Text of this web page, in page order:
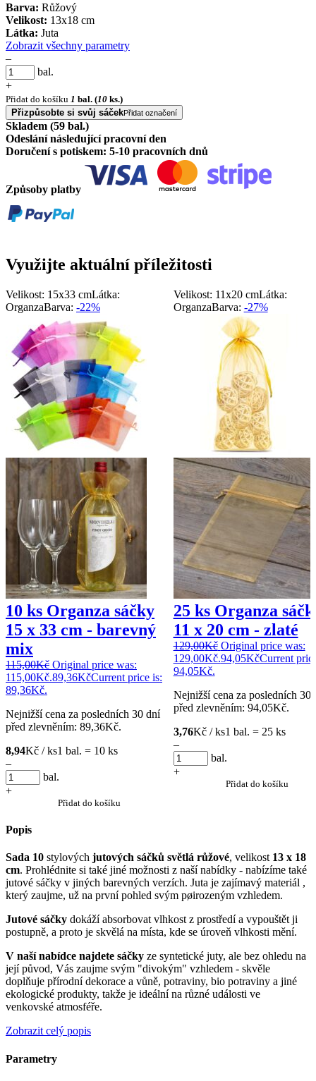
Barva: Růžový
Velikost: 13x18 cm
Látka: Juta
Zobrazit všechny parametry
–
bal.
+
Přidat do košíku 1 bal. (10 ks.)
Přizpůsobte si svůj sáčekPřidat označení
Skladem (59 bal.)
Odeslání následující pracovní den
Doručení s potiskem: 5-10 pracovních dnů
Způsoby platby
Využijte aktuální příležitosti
Velikost: 15x33 cmLátka:
OrganzaBarva: -22%
10 ks Organza sáčky
15 x 33 cm - barevný
mix
115,00Kč Original price was:
115,00Kč.89,36KčCurrent price is:
89,36Kč.
Nejnižší cena za posledních 30 dní
před zlevněním: 89,36Kč.
8,94Kč / ks1 bal. = 10 ks
–
bal.
+
Přidat do košíku
Velikost: 11x20 cmLátka:
OrganzaBarva: -27%
25 ks Organza
11 x 20 cm - zlaté
129,00Kč Original price was:
129,00Kč.94,05KčCurrent
94,05Kč.
Nejnižší cena za posledních 30
před zlevněním: 94,05Kč.
3,76Kč / ks1 bal. = 25 ks
–
bal.
+
Přidat do košíku
Popis
Sada 10 stylových jutových sáčků světlá růžové, velikost 13 x 18
cm. Prohlédnite si také jiné možnosti z naší nabídky - nabízíme také
jutové sáčky v jiných barevných verzích. Juta je zajímavý materiál ,
který zaujme, už na první pohled svým pøirozeným vzhledem.
Jutové sáčky dokáží absorbovat vlhkost z prostředí a vypouštět ji
postupně, a proto je skvělá na místa, kde se úroveň vlhkosti mění.
V naší nabídce najdete sáčky ze syntetické juty, ale bez ohledu na
její původ, Vás zaujme svým "divokým" vzhledem - skvěle
doplňuje přírodní dekorace a vůně, potraviny, bio potraviny a jiné
ekologické produkty, takže je ideální na různé události ve
venkovské atmosféře.
Zobrazit celý popis
Parametry